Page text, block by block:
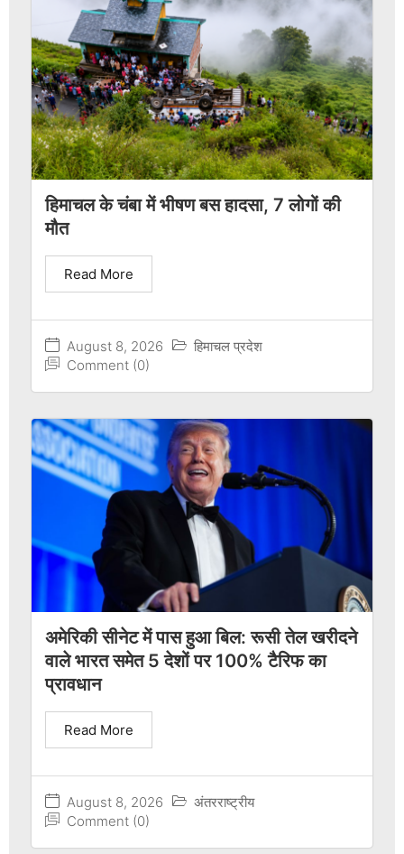
हिमाचल के चंबा में भीषण बस हादसा, 7 लोगों की
मौत
August 8, 2026
हिमाचल प्रदेश
Comment (0)
Read More
अमेरिकी सीनेट में पास हुआ बिल: रूसी तेल खरीदने
वाले भारत समेत 5 देशों पर 100% टैरिफ का
प्रावधान
August 8, 2026
अंतरराष्ट्रीय
Comment (0)
Read More